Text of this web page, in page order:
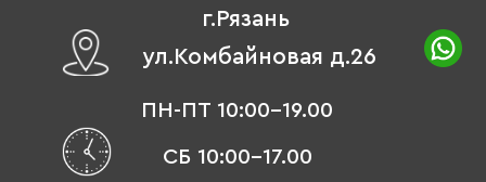
г.Рязань
ул.Комбайновая д.26
ПН-ПТ 10:00-19.00
СБ 10:00-17.00